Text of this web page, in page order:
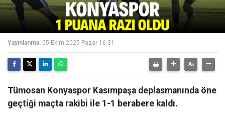
Yayınlanma: 05 Ekim 2025 Pazar 16:31
Tümosan Konyaspor Kasımpaşa deplasmanında öne
geçtiği maçta rakibi ile 1-1 berabere kaldı.